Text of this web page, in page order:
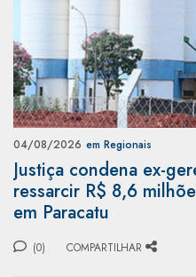
04/08/2026 em Regionais
Justiça condena ex-
ressarcir R$ 8,6
em Paracatu
(0) COMPARTILHAR